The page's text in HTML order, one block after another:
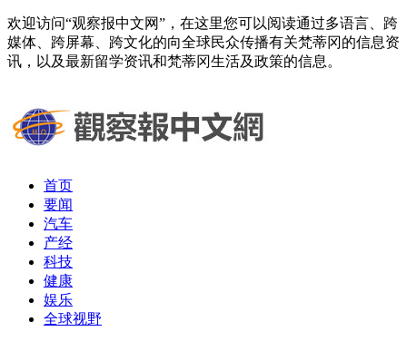
欢迎访问“观察报中文网”，在这里您可以阅读通过多语言、跨
媒体、跨屏幕、跨文化的向全球民众传播有关梵蒂冈的信息资
讯，以及最新留学资讯和梵蒂冈生活及政策的信息。
首页
要闻
汽车
产经
科技
健康
娱乐
全球视野